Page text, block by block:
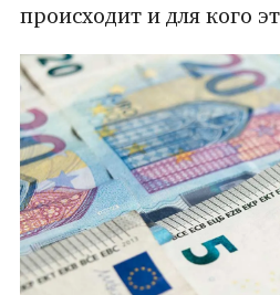
происходит и для кого